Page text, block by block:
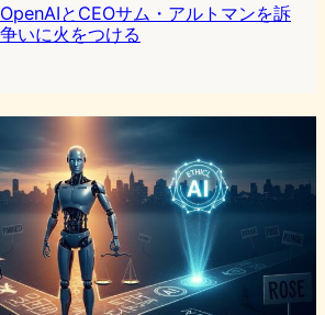
とCEOサム・アルトマンを訴
いに火をつける